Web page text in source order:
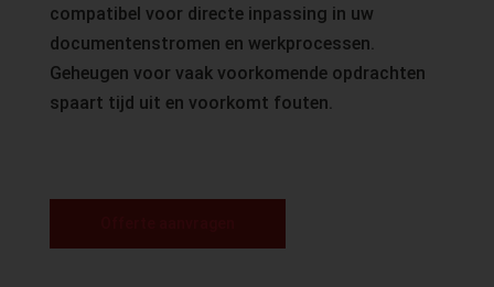
compatibel voor directe inpassing in uw
documentenstromen en werkprocessen.
Geheugen voor vaak voorkomende opdrachten
spaart tijd uit en voorkomt fouten.